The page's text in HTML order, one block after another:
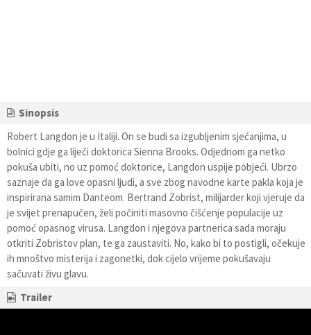
Sinopsis
Robert Langdon je u Italiji. On se budi sa izgubljenim sjećanjima, u
bolnici gdje ga liječi doktorica Sienna Brooks. Odjednom ga netko
pokuša ubiti, no uz pomoć doktorice, Langdon uspije pobjeći. Ubrzo
saznaje da ga love opasni ljudi, a sve zbog navodne karte pakla koja je
inspirirana samim Danteom. Bertrand Zobrist, milijarder koji vjeruje da
je svijet prenapučen, želi počiniti masovno čišćenje populacije uz
pomoć opasnog virusa. Langdon i njegova partnerica sada moraju
otkriti Zobristov plan, te ga zaustaviti. No, kako bi to postigli, očekuje
ih mnoštvo misterija i zagonetki, dok cijelo vrijeme pokušavaju
sačuvati živu glavu.
Trailer